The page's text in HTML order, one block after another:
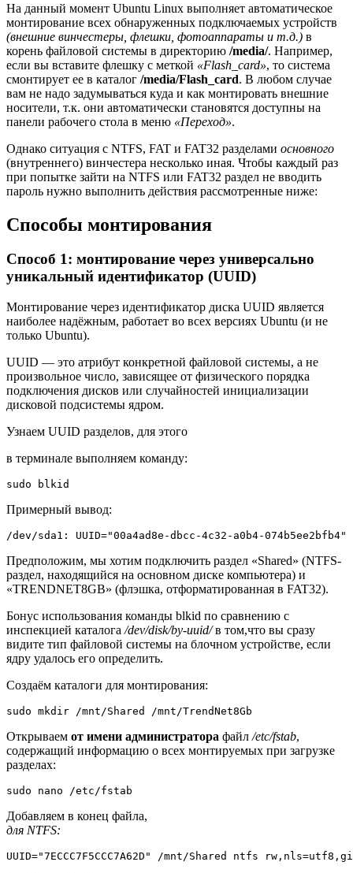
На данный момент Ubuntu Linux выполняет автоматическое
монтирование всех обнаруженных подключаемых устройств
(внешние винчестеры, флешки, фотоаппараты и т.д.) в
корень файловой системы в директорию /media/. Например,
если вы вставите флешку с меткой «Flash_card», то система
смонтирует ее в каталог /media/Flash_card. В любом случае
вам не надо задумываться куда и как монтировать внешние
носители, т.к. они автоматически становятся доступны на
панели рабочего стола в меню «Переход».
Однако ситуация с NTFS, FAT и FAT32 разделами основного
(внутреннего) винчестера несколько иная. Чтобы каждый раз
при попытке зайти на NTFS или FAT32 раздел не вводить
пароль нужно выполнить действия рассмотренные ниже:
Способы монтирования
Способ 1: монтирование через универсально
уникальный идентификатор (UUID)
Монтирование через идентификатор диска UUID является
наиболее надёжным, работает во всех версиях Ubuntu (и не
только Ubuntu).
UUID — это атрибут конкретной файловой системы, а не
произвольное число, зависящее от физического порядка
подключения дисков или случайностей инициализации
дисковой подсистемы ядром.
Узнаем UUID разделов, для этого
в терминале выполняем команду:
sudo blkid
Примерный вывод:
/dev/sda1: UUID="00a4ad8e-dbcc-4c32-a0b4-074b5ee2bfb4"
Предположим, мы хотим подключить раздел «Shared» (NTFS-
раздел, находящийся на основном диске компьютера) и
«TRENDNET8GB» (флэшка, отформатированная в FAT32).
Бонус использования команды blkid по сравнению с
инспекцией каталога /dev/disk/by-uuid/в том,что вы сразу
видите тип файловой системы на блочном устройстве, если
ядру удалось его определить.
Создаём каталоги для монтирования:
sudo mkdir /mnt/Shared /mnt/TrendNet8Gb
Открываем от имени администратора файл /etc/fstab,
содержащий информацию о всех монтируемых при загрузке
разделах:
sudo nano /etc/fstab
Добавляем в конец файла,
для NTFS:
UUID="7ECCC7F5CCC7A62D" /mnt/Shared ntfs